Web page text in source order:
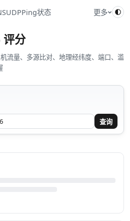
UDPPing状态 更多
评分
流量、多源比对、地理经纬度、端口、滥
查询